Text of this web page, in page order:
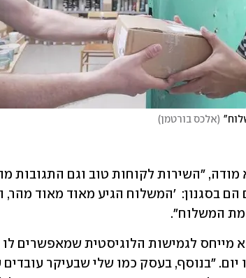
(אלכס בורטמן)
המשלוח".